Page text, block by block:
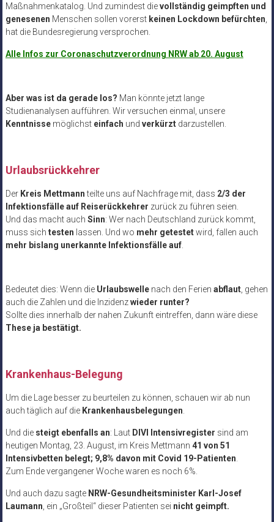
Maßnahmenkatalog. Und zumindest dievollständig geimpften und
genesenen Menschen sollen vorerst keinen Lockdown befürchten
hat die Bundesregierung versprochen.
Alle Infos zur Coronaschutzverordnung NRW ab 20. August
Aber was ist da gerade los? Man könnte jetzt lange
Studienanalysen aufführen. Wir versuchen einmal, unsere
Kenntnissemöglichst einfach und verkürztdarzustellen.
Urlaubsrückkehrer
Der Kreis Mettmannteilte uns auf Nachfrage mit, dass 2/3 der
Infektionsfälle auf Reiserückkehrer zurück zu führen seien.
Und das macht auch Sinn: Wer nach Deutschland zurück kommt,
muss sich testen lassen. Und wo mehr getestetwird, fallen auch
mehr bislang unerkannte Infektionsfälle auf.
Bedeutet dies: Wenn die Urlaubswellenach den Ferien abflaut, gehen
auch die Zahlen und die Inzidenzwieder runter?
Sollte dies innerhalb der nahen Zukunft eintreffen, dann wäre diese
These ja bestätigt.
Krankenhaus-Belegung
Um die Lage besser zu beurteilen zu können, schauen wir ab nun
auch täglich auf die Krankenhausbelegungen
Und die steigt ebenfalls an: Laut DIVI Intensivregister sind am
heutigen Montag, 23. August, im Kreis Mettmann 41 von 51
Intensivbetten belegt; 9,8% davon mit Covid 19-Patienten
Zum Ende vergangener Woche waren es noch 6%.
Und auch dazu sagte NRW-Gesundheitsminister Karl-Josef
Laumann , ein „Großteil“ dieser Patienten sei nicht geimpft.